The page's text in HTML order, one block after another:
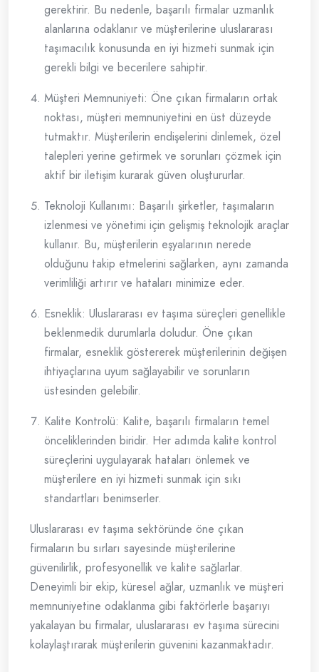
gerektirir. Bu nedenle, başarılı firmalar uzmanlık
alanlarına odaklanır ve müşterilerine uluslararası
taşımacılık konusunda en iyi hizmeti sunmak için
gerekli bilgi ve becerilere sahiptir.
Müşteri Memnuniyeti: Öne çıkan firmaların ortak
noktası, müşteri memnuniyetini en üst düzeyde
tutmaktır. Müşterilerin endişelerini dinlemek, özel
talepleri yerine getirmek ve sorunları çözmek için
aktif bir iletişim kurarak güven oluştururlar.
Teknoloji Kullanımı: Başarılı şirketler, taşımaların
izlenmesi ve yönetimi için gelişmiş teknolojik araçlar
kullanır. Bu, müşterilerin eşyalarının nerede
olduğunu takip etmelerini sağlarken, aynı zamanda
verimliliği artırır ve hataları minimize eder.
Esneklik: Uluslararası ev taşıma süreçleri genellikle
beklenmedik durumlarla doludur. Öne çıkan
firmalar, esneklik göstererek müşterilerinin değişen
ihtiyaçlarına uyum sağlayabilir ve sorunların
üstesinden gelebilir.
Kalite Kontrolü: Kalite, başarılı firmaların temel
önceliklerinden biridir. Her adımda kalite kontrol
süreçlerini uygulayarak hataları önlemek ve
müşterilere en iyi hizmeti sunmak için sıkı
standartları benimserler.
Uluslararası ev taşıma sektöründe öne çıkan
firmaların bu sırları sayesinde müşterilerine
güvenilirlik, profesyonellik ve kalite sağlarlar.
Deneyimli bir ekip, küresel ağlar, uzmanlık ve müşteri
memnuniyetine odaklanma gibi faktörlerle başarıyı
yakalayan bu firmalar, uluslararası ev taşıma sürecini
kolaylaştırarak müşterilerin güvenini kazanmaktadır.